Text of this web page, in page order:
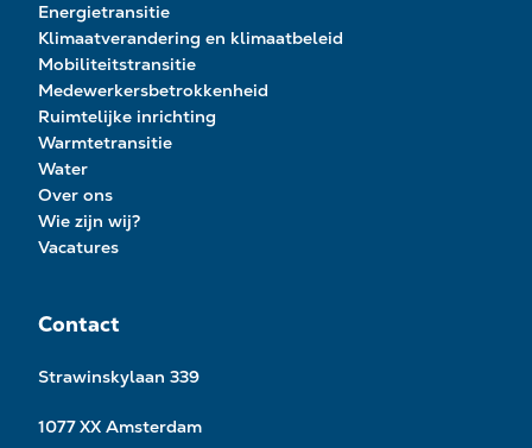
Energietransitie
Klimaatverandering en klimaatbeleid
Mobiliteitstransitie
Medewerkersbetrokkenheid
Ruimtelijke inrichting
Warmtetransitie
Water
Over ons
Wie zijn wij?
Vacatures
Contact
Strawinskylaan 339
1077 XX Amsterdam